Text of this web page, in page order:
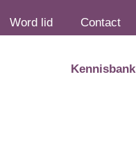
Word lid Contact
Kennisbank